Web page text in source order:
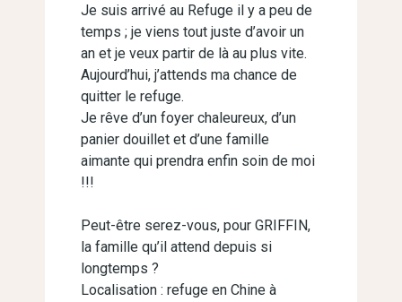
Je suis arrivé au Refuge il y a peu de
temps ; je viens tout juste d’avoir un
an et je veux partir de là au plus vite.
Aujourd’hui, j’attends ma chance de
quitter le refuge.
Je rêve d’un foyer chaleureux, d’un
panier douillet et d’une famille
aimante qui prendra enfin soin de moi
!!!
Peut-être serez-vous, pour GRIFFIN,
la famille qu’il attend depuis si
longtemps ?
Localisation : refuge en Chine à